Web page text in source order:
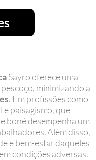
Sayro oferece uma
minimizando a
. Em profissões como
paisagismo, que
boné desempenha um
Além disso,
e bem-estar daqueles
condições adversas.